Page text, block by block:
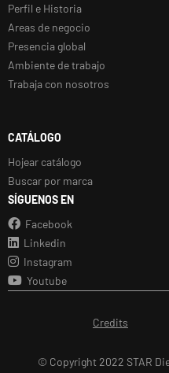
Perfil e Historia
Areas de negocio
Presencia global
Ambiente de trabajo
Trabaja con nosotros
CATÁLOGO
Hojear catálogo
Buscar por marca
SÍGUENOS EN
Facebook
Linkedin
Instagram
Youtube
Credits
© Copyright 2022 STAR